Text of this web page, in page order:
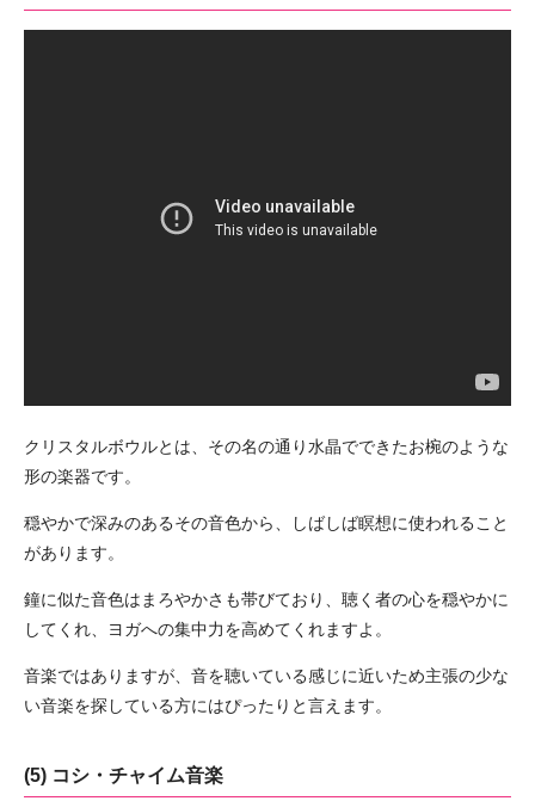
クリスタルボウルとは、その名の通り水晶でできたお椀のような
形の楽器です。
穏やかで深みのあるその音色から、しばしば瞑想に使われること
があります。
鐘に似た音色はまろやかさも帯びており、聴く者の心を穏やかに
してくれ、ヨガへの集中力を高めてくれますよ。
音楽ではありますが、音を聴いている感じに近いため主張の少な
い音楽を探している方にはぴったりと言えます。
(5) コシ・チャイム音楽